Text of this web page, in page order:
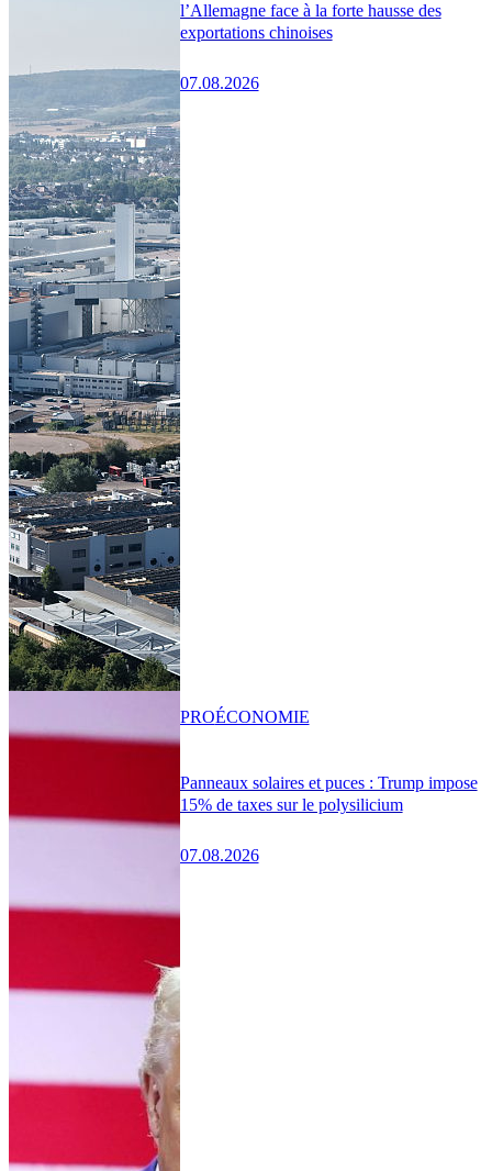
l’Allemagne face à la forte hausse des
exportations chinoises
07.08.2026
Panneaux solaires et puces : Trump impose
15% de taxes sur le polysilicium
07.08.2026
PROÉCONOMIE